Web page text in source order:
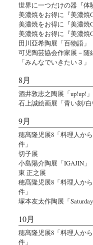
世界に一つだけの器『体
美濃焼をお得に『美濃焼
美濃焼をお得に『美濃焼
美濃焼をお得に『美濃焼
田川亞希陶展「百物語」
可児陶芸協会作家展－随
「みんなでいきたい３」
8月
酒井敦志之陶展「up!up!」
石上誠絵画展「青い刻/
9月
穂髙隆児展8「料理人か
件」
切子展
小島陽介陶展「IGAJIN」
東 正之展
穂髙隆児展8「料理人か
件」
塚本友太作陶展「Saturday,
10月
穂髙隆児展8「料理人か
件」